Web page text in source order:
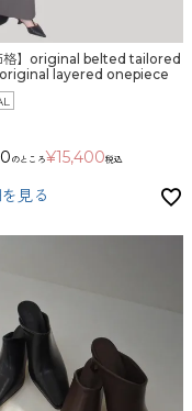
格】original belted tailored
layered onepiece
のところ¥15,400税込
見る